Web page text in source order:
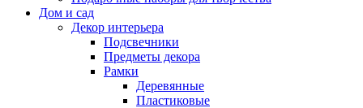
Дом и сад
Декор интерьера
Подсвечники
Предметы декора
Рамки
Деревянные
Пластиковые